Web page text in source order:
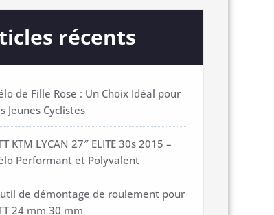
récents
de Fille Rose : Un Choix Idéal pour
Jeunes Cyclistes
KTM LYCAN 27″ ELITE 30s 2015 –
Performant et Polyvalent
de démontage de roulement pour
24 mm 30 mm